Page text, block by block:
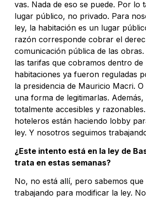
vas. Nada de eso se puede. Por lo
lugar público, no privado. Para
ley, la habitación es un lugar
razón corresponde cobrar el
comunicación pública de las
las tarifas que cobramos dentro de
habitaciones ya fueron reguladas
la presidencia de Mauricio Macri.
una forma de legitimarlas.
totalmente accesibles y
hoteleros están haciendo lobby
ley. Y nosotros seguimos
¿Este intento está en la ley de
trata en estas semanas?
No, no está allí, pero sabemos que
trabajando para modificar la ley.